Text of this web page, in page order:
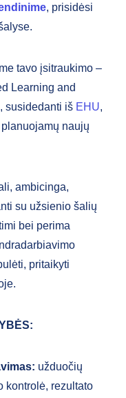
, prisidėsi
tavo įsitraukimo –
Learning and
susidedanti iš EHU,
naujų
ambicinga,
su užsienio šalių
bei perima
pritaikyti
užduočių
kontrolė, rezultato